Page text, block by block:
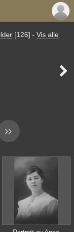
[126] - Vis alle
